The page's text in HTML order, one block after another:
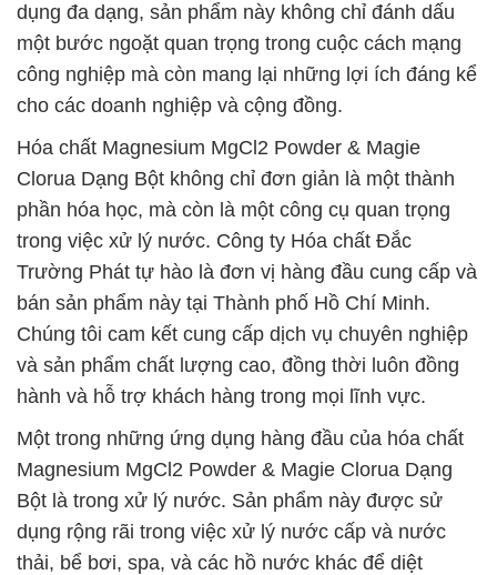
dụng đa dạng, sản phẩm này không chỉ đánh dấu
một bước ngoặt quan trọng trong cuộc cách mạng
công nghiệp mà còn mang lại những lợi ích đáng kể
cho các doanh nghiệp và cộng đồng.
Hóa chất Magnesium MgCl2 Powder & Magie
Clorua Dạng Bột không chỉ đơn giản là một thành
phần hóa học, mà còn là một công cụ quan trọng
trong việc xử lý nước. Công ty Hóa chất Đắc
Trường Phát tự hào là đơn vị hàng đầu cung cấp và
bán sản phẩm này tại Thành phố Hồ Chí Minh.
Chúng tôi cam kết cung cấp dịch vụ chuyên nghiệp
và sản phẩm chất lượng cao, đồng thời luôn đồng
hành và hỗ trợ khách hàng trong mọi lĩnh vực.
Một trong những ứng dụng hàng đầu của hóa chất
Magnesium MgCl2 Powder & Magie Clorua Dạng
Bột là trong xử lý nước. Sản phẩm này được sử
dụng rộng rãi trong việc xử lý nước cấp và nước
thải, bể bơi, spa, và các hồ nước khác để diệt